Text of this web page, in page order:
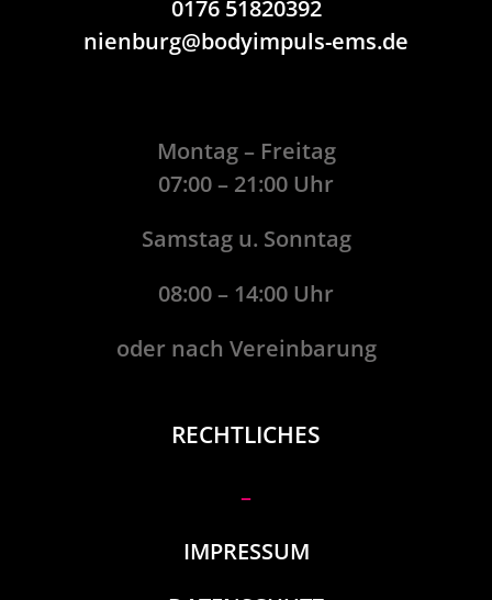
0176 51820392
nienburg@bodyimpuls-ems.de
Montag – Freitag
07:00 – 21:00 Uhr
Samstag u. Sonntag
08:00 – 14:00 Uhr
oder nach Vereinbarung
RECHTLICHES
–
IMPRESSUM